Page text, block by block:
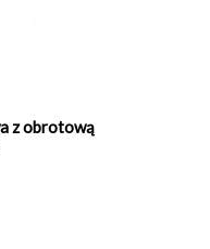
z obrotową